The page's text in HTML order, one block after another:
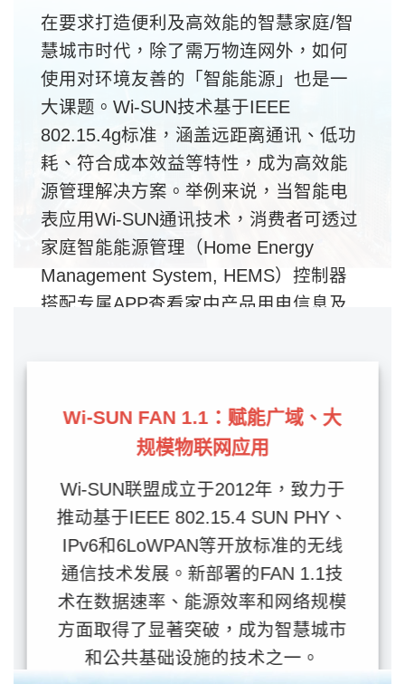
在要求打造便利及高效能的智慧家庭/智
慧城市时代，除了需万物连网外，如何
使用对环境友善的「智能能源」也是一
大课题。Wi-SUN技术基于IEEE
802.15.4g标准，涵盖远距离通讯、低功
耗、符合成本效益等特性，成为高效能
源管理解决方案。举例来说，当智能电
表应用Wi-SUN通讯技术，消费者可透过
家庭智能能源管理（Home Energy
Management System, HEMS）控制器
搭配专属APP查看家中产品用电信息及
目前，Wi-SUN技术分别应用在两个领
域：客户端场域网络和家庭客户端场域
网络。
Wi-SUN FAN 1.1：赋能广域、大
规模物联网应用
Wi-SUN联盟成立于2012年，致力于
推动基于IEEE 802.15.4 SUN PHY、
IPv6和6LoWPAN等开放标准的无线
通信技术发展。 新部署的FAN 1.1技
术在数据速率、能源效率和网络规模
方面取得了显著突破，成为智慧城市
和公共基础设施的技术之一。